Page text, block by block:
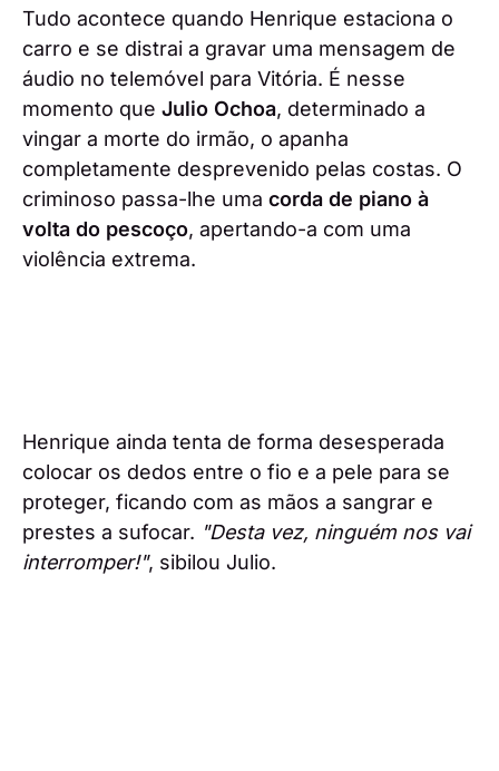
Tudo acontece quando Henrique estaciona o
carro e se distrai a gravar uma mensagem de
áudio no telemóvel para Vitória. É nesse
momento que Julio Ochoa, determinado a
vingar a morte do irmão, o apanha
completamente desprevenido pelas costas. O
criminoso passa-lhe uma corda de piano à
volta do pescoço, apertando-a com uma
violência extrema.
Henrique ainda tenta de forma desesperada
colocar os dedos entre o fio e a pele para se
proteger, ficando com as mãos a sangrar e
prestes a sufocar. "Desta vez, ninguém nos vai
interromper!", sibilou Julio.